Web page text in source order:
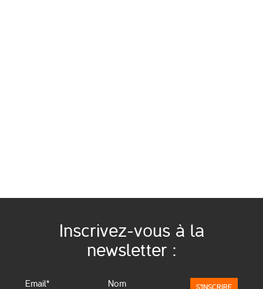
Inscrivez-vous à la
newsletter :
Email* Nom